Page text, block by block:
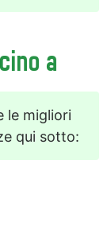
a
le migliori
qui sotto: